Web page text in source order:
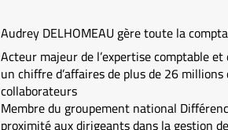
Audrey DELHOMEAU gère toute la
Acteur majeur de l’expertise comptable
un chiffre d’affaires de plus de 26
collaborateurs
Membre du groupement national
proximité aux dirigeants dans la gestion